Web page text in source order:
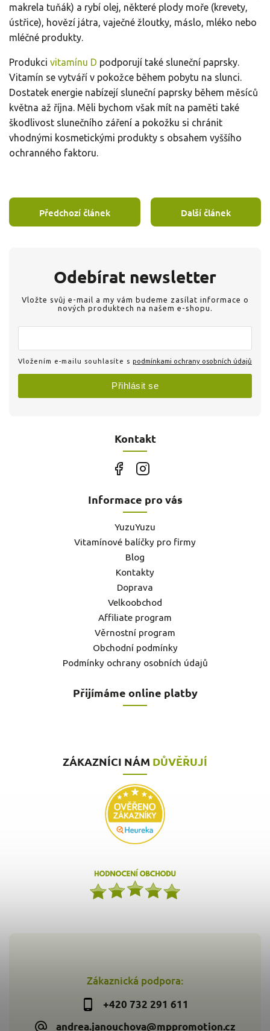
makrela tuňák) a rybí olej, některé plody moře (krevety,
ústřice), hovězí játra, vaječné žloutky, máslo, mléko nebo
mléčné produkty.
Produkci vitamínu D podporují také sluneční paprsky.
Vitamín se vytváří v pokožce během pobytu na slunci.
Dostatek energie nabízejí sluneční paprsky během měsíců
května až října. Měli bychom však mít na paměti také
škodlivost slunečního záření a pokožku si chránit
vhodnými kosmetickými produkty s obsahem vyššího
ochranného faktoru.
Předchozí článek Další článek
Zákaznická podpora:
+420 732 291 611
andrea.janouchova@mppromotion.cz
Kontakt
Odebírat newsletter
Vložte svůj e-mail a my vám budeme zasílat informace o
nových produktech na našem e-shopu.
Vložením e-mailu souhlasíte s podmínkami ochrany osobních údajů
Přihlásit se
Informace pro vás
YuzuYuzu
Vitamínové balíčky pro firmy
Blog
Kontakty
Doprava
Velkoobchod
Affiliate program
Věrnostní program
Obchodní podmínky
Podmínky ochrany osobních údajů
Přijímáme online platby
ZÁKAZNÍCI NÁM DŮVĚŘUJÍ